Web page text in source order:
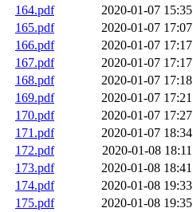
164.pdf
2020-01-07 15:35
165.pdf
2020-01-07 17:07
166.pdf
2020-01-07 17:17
167.pdf
2020-01-07 17:17
168.pdf
2020-01-07 17:18
169.pdf
2020-01-07 17:21
170.pdf
2020-01-07 17:27
171.pdf
2020-01-07 18:34
172.pdf
2020-01-08 18:11
173.pdf
2020-01-08 18:41
174.pdf
2020-01-08 19:33
175.pdf
2020-01-08 19:35